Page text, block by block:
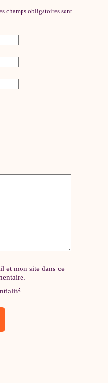
champs obligatoires sont
et mon site dans ce